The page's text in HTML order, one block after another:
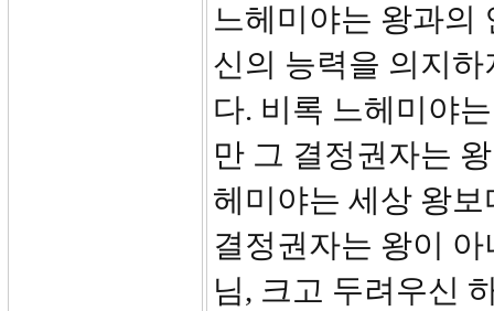
느헤미야는 왕과의
신의 능력을 의지
다. 비록 느헤미야
만 그 결정권자는
헤미야는 세상 왕
결정권자는 왕이
님, 크고 두려우신